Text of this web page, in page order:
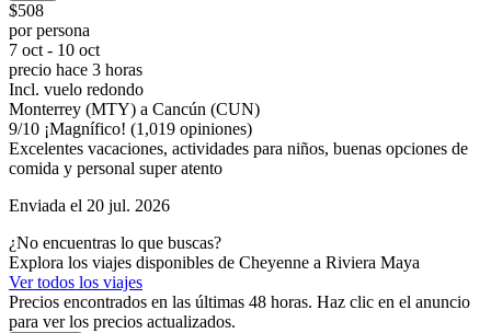
$508
por persona
7 oct - 10 oct
precio hace 3 horas
Incl. vuelo redondo
Monterrey (MTY) a Cancún (CUN)
9/10 ¡Magnífico! (1,019 opiniones)
Excelentes vacaciones, actividades para niños, buenas opciones de
comida y personal super atento
Enviada el 20 jul. 2026
¿No encuentras lo que buscas?
Explora los viajes disponibles de Cheyenne a Riviera Maya
Ver todos los viajes
Precios encontrados en las últimas 48 horas. Haz clic en el anuncio
para ver los precios actualizados.